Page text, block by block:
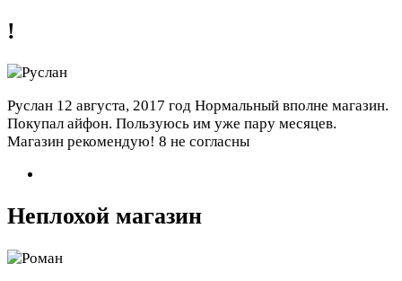
!
Руслан 12 августа, 2017 год Нормальный вполне магазин.
Покупал айфон. Пользуюсь им уже пару месяцев.
Магазин рекомендую! 8 не согласны
Неплохой магазин